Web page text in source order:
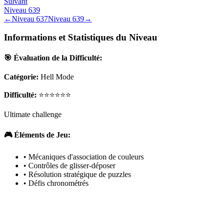
Niveau 639
←Niveau 637Niveau 639→
Informations et Statistiques du Niveau
🎯 Évaluation de la Difficulté:
Catégorie: Hell Mode
Difficulté: ⭐⭐⭐⭐⭐⭐
Ultimate challenge
🎮 Éléments de Jeu:
• Mécaniques d'association de couleurs
• Contrôles de glisser-déposer
• Résolution stratégique de puzzles
• Défis chronométrés